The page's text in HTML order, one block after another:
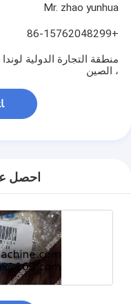
Mr. zhao yunhua
+86-15762048299
منطقة التجارة الدولية
، الصين
احصل